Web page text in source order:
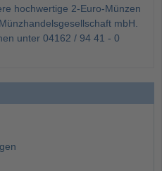
hochwertige 2-Euro-Münzen
mbH.
unter 04162 / 94 41 - 0